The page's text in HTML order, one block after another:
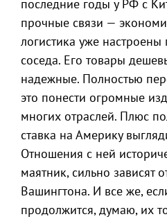
последние годы у РФ с
прочные связи —
логистика уже настроены
соседа. Его товары
надежные. Полностью
это понести огромные
многих отраслей. Плюс
ставка на Америку
Отношения с ней
маятник, сильно зависят
Вашингтона. И все же,
продолжится, думаю, их